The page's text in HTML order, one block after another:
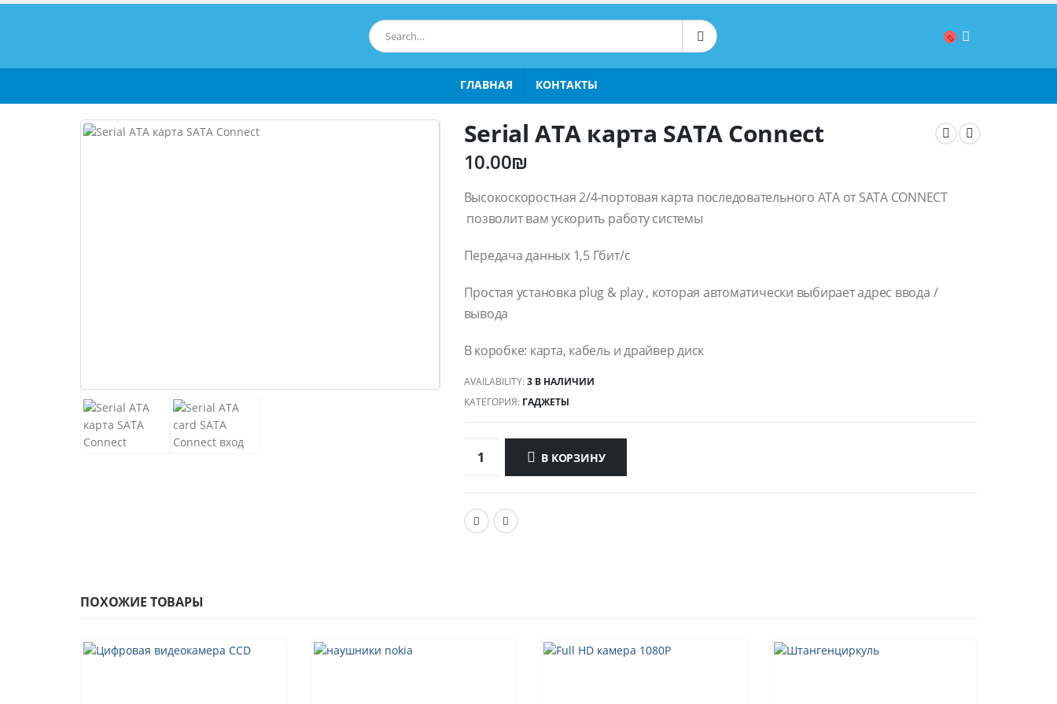
ГЛАВНАЯ КОНТАКТЫ
Serial ATA карта SATA Connect
10.00₪
Высокоскоростная 2/4-портовая карта последовательного ATA от SATA CONNECT
позволит вам ускорить работу системы
Передача данных 1,5 Гбит/с
Простая установка plug & play , которая автоматически выбирает адрес ввода /
вывода
В коробке: карта, кабель и драйвер диск
AVAILABILITY:3 В НАЛИЧИИ
КАТЕГОРИЯ: ГАДЖЕТЫ
В КОРЗИНУ
ПОХОЖИЕ ТОВАРЫ